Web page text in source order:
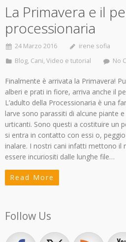
La Primavera e il
processionaria
24 Marzo 2016
irene sofia
Blog, Cani, Video e tutorial No
Finalmente è arrivata la Primavera!
alberi e prati in fiore, arriva anche il
L’adulto della Processionaria è una
larve sono parassiti di alcune piante
urticanti. Sono questi a costituire un
si entra in contatto con essi o,
inalare. I nostri cani infatti mettono il
essere incuriositi dalle lunghe file…
Read More
Follow Us